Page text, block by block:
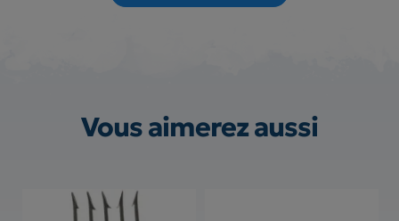
Vous aimerez aussi